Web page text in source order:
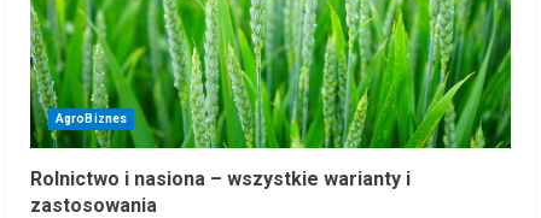
AgroBiznes
Rolnictwo i nasiona – wszystkie warianty i
zastosowania